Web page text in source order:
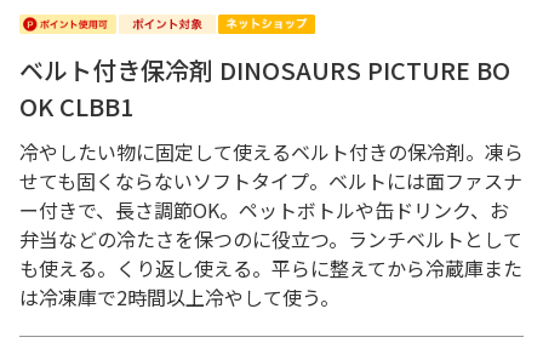
ベルト付き保冷剤 DINOSAURS PICTURE BO
OK CLBB1
冷やしたい物に固定して使えるベルト付きの保冷剤。凍ら
せても固くならないソフトタイプ。ベルトには面ファスナ
ー付きで、長さ調節OK。ペットボトルや缶ドリンク、お
弁当などの冷たさを保つのに役立つ。ランチベルトとして
も使える。くり返し使える。平らに整えてから冷蔵庫また
は冷凍庫で2時間以上冷やして使う。